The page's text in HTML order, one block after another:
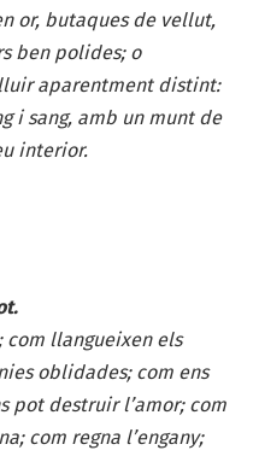
or, butaques de vellut,
ben polides; o
aparentment distint:
i sang, amb un munt de
interior.
com llangueixen els
oblidades; com ens
pot destruir l’amor; com
com regna l’engany;